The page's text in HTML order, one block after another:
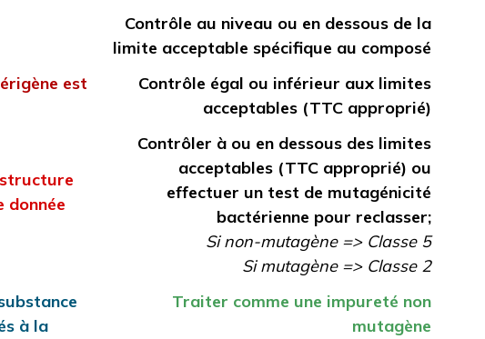
Contrôle au niveau ou en dessous de la
limite acceptable spécifique au composé
est
Contrôle égal ou inférieur aux limites
acceptables (TTC approprié)
donnée
Contrôler à ou en dessous des limites
acceptables (TTC approprié) ou
effectuer un test de mutagénicité
bactérienne pour reclasser;
Si non-mutagène => Classe 5
Si mutagène => Classe 2
à la
Traiter comme une impureté non
mutagène